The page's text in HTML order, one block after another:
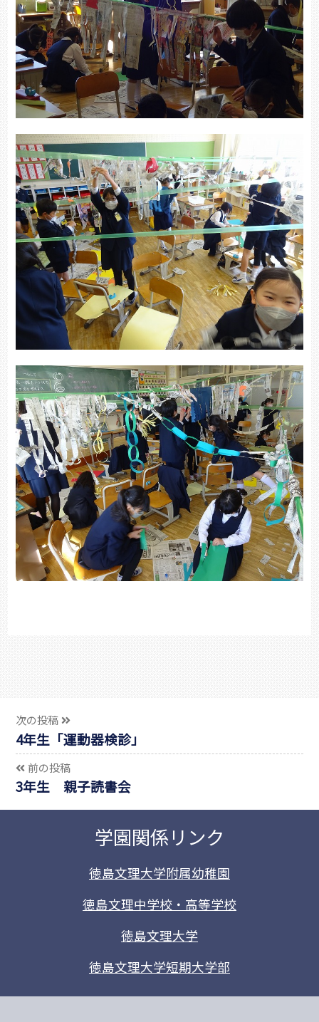
次の投稿
4年生「運動器検診」
前の投稿
3年生 親子読書会
学園関係リンク
徳島文理大学附属幼稚園
徳島文理中学校・高等学校
徳島文理大学
徳島文理大学短期大学部